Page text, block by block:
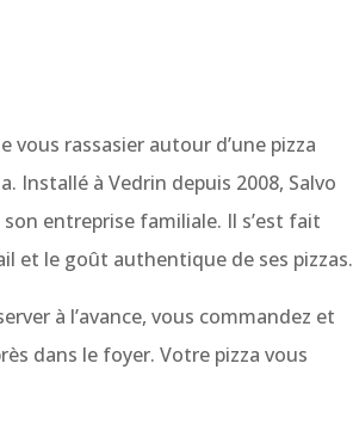
vous rassasier autour d’une pizza
Installé à Vedrin depuis 2008, Salvo
entreprise familiale. Il s’est fait
et le goût authentique de ses pizzas.
à l’avance, vous commandez et
dans le foyer. Votre pizza vous